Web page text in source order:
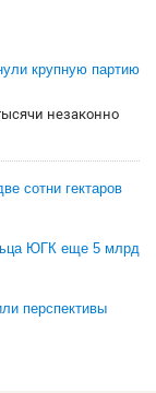
крупную партию
незаконно
сотни гектаров
ЮГК еще 5 млрд
перспективы